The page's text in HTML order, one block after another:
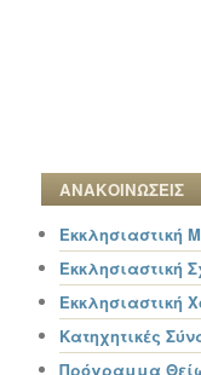
ΑΝΑΚΟΙΝΩΣΕΙΣ
Εκκλησιαστική
Εκκλησιαστική
Εκκλησιαστική
Κατηχητικές
Πρόγραμμα